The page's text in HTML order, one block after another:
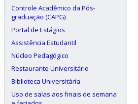
Controle Acadêmico da Pós-
graduação (CAPG)
Portal de Estágios
Assistência Estudantil
Núcleo Pedagógico
Restaurante Universitário
Biblioteca Universitária
Uso de salas aos finais de semana